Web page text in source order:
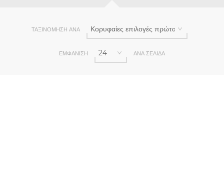
ΤΑΞΙΝΌΜΗΣΗ ΑΝΆ
ΕΜΦΆΝΙΣΗ ΑΝΆ ΣΕΛΊΔΑ